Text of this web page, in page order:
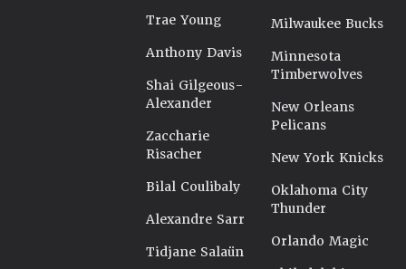
Trae Young
Anthony Davis
Shai Gilgeous-
Alexander
Zaccharie
Risacher
Bilal Coulibaly
Alexandre Sarr
Tidjane Salaün
Milwaukee Bucks
Minnesota
Timberwolves
New Orleans
Pelicans
New York Knicks
Oklahoma City
Thunder
Orlando Magic